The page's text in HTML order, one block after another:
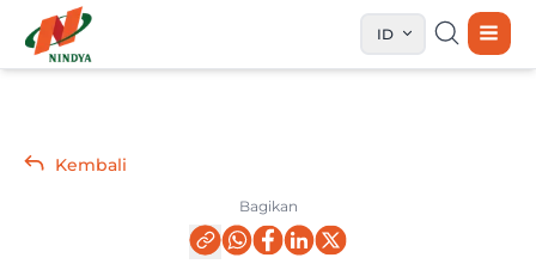
ID
Kembali
Bagikan